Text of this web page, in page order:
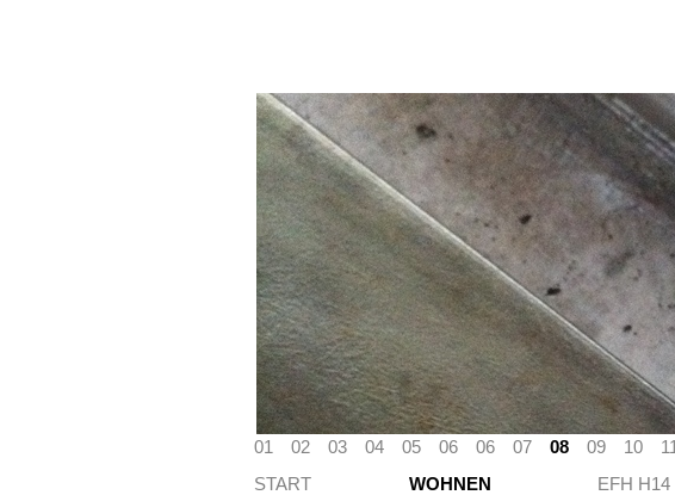
01 02 03 04 05 06 06 07 08 09 10 11
START
EFH H14
WOHNEN